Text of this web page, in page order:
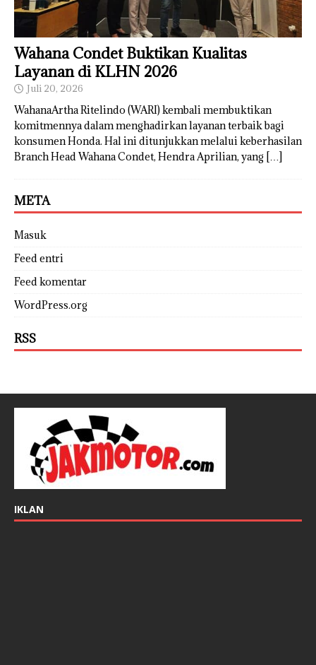
Wahana Condet Buktikan Kualitas
Layanan di KLHN 2026
Juli 20, 2026
WahanaArtha Ritelindo (WARI) kembali membuktikan
komitmennya dalam menghadirkan layanan terbaik bagi
konsumen Honda. Hal ini ditunjukkan melalui keberhasilan
Branch Head Wahana Condet, Hendra Aprilian, yang […]
META
Masuk
Feed entri
Feed komentar
WordPress.org
RSS
IKLAN